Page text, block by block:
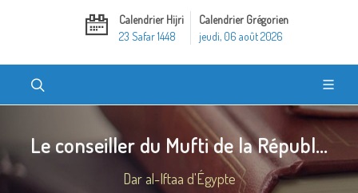
Calendrier Hijri
23 Safar 1448
Calendrier Grégorien
jeudi, 06 août 2026
Le conseiller du Mufti de la Républ...
Dar al-Iftaa d'Égypte